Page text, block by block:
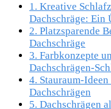
1. Kreative
Dachschräge: Ein
2. Platzsparende
Dachschräge
3. Farbkonzepte
Dachschrägen-
4. Stauraum-
Dachschrägen
5. Dachschrägen